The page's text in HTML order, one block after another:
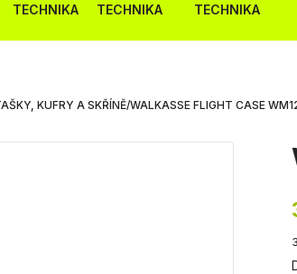
TECHNIKA
TECHNIKA
TECHNIKA
KUFRY A SKŘÍNĚ/WALKASSE FLIGHT CASE